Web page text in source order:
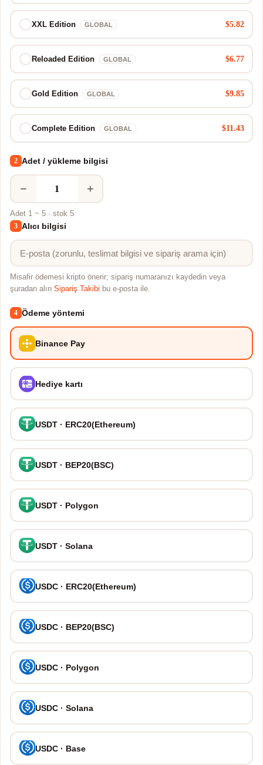
XXL Edition GLOBAL $5.82
Reloaded Edition GLOBAL $6.77
Gold Edition GLOBAL $9.85
Complete Edition GLOBAL $11.43
2 Adet / yükleme bilgisi
− +
Adet 1 ~ 5 · stok 5
3 Alıcı bilgisi
Misafir ödemesi kripto önerir; sipariş numaranızı kaydedin veya
şuradan alın Sipariş Takibi bu e-posta ile.
4 Ödeme yöntemi
Binance Pay
Hediye kartı
USDT · ERC20(Ethereum)
USDT · BEP20(BSC)
USDT · Polygon
USDT · Solana
USDC · ERC20(Ethereum)
USDC · BEP20(BSC)
USDC · Polygon
USDC · Solana
USDC · Base